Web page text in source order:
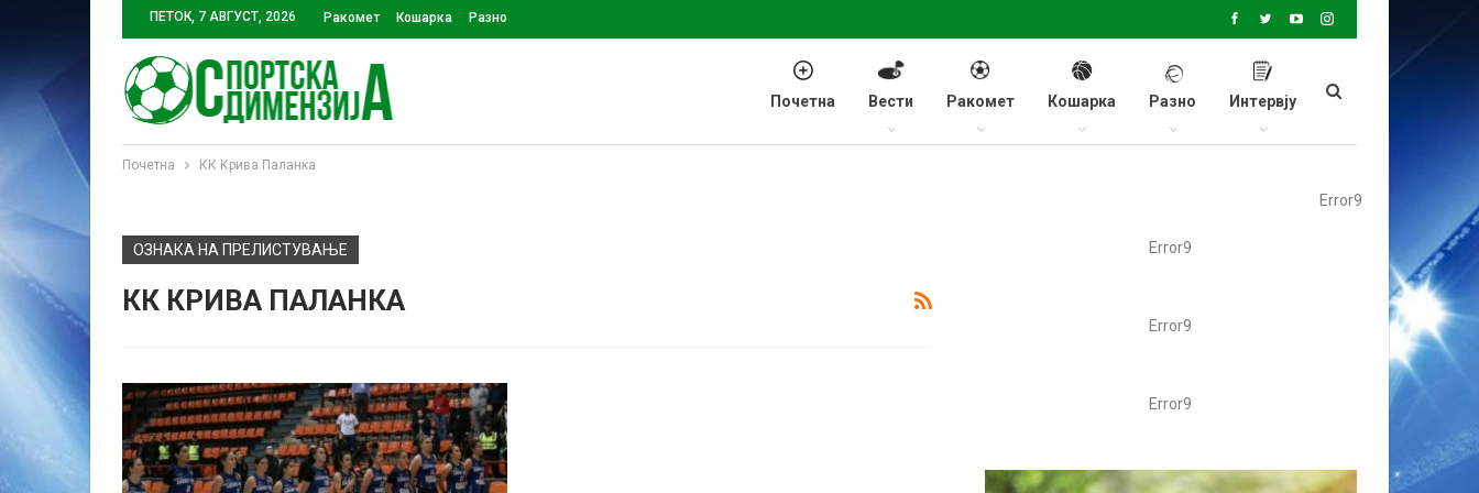
ПЕТОК, 7 АВГУСТ, 2026 Ракомет Кошарка Разно
Почетна Вести Ракомет Кошарка Разно Интервју
Почетна КК Крива Паланка
Error9
ОЗНАКА НА ПРЕЛИСТУВАЊЕ
КК КРИВА ПАЛАНКА
Error9
Error9
Error9